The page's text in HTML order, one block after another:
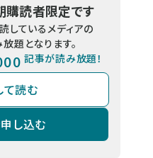
購読者限定です
しているメディアの
題となります。
記事が読み放題！
て読む
し込む